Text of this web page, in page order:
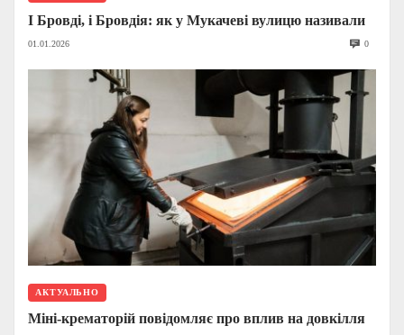
І Бровді, і Бровдія: як у Мукачеві вулицю називали
01.01.2026 0
АКТУАЛЬНО
Міні-крематорій повідомляє про вплив на довкілля